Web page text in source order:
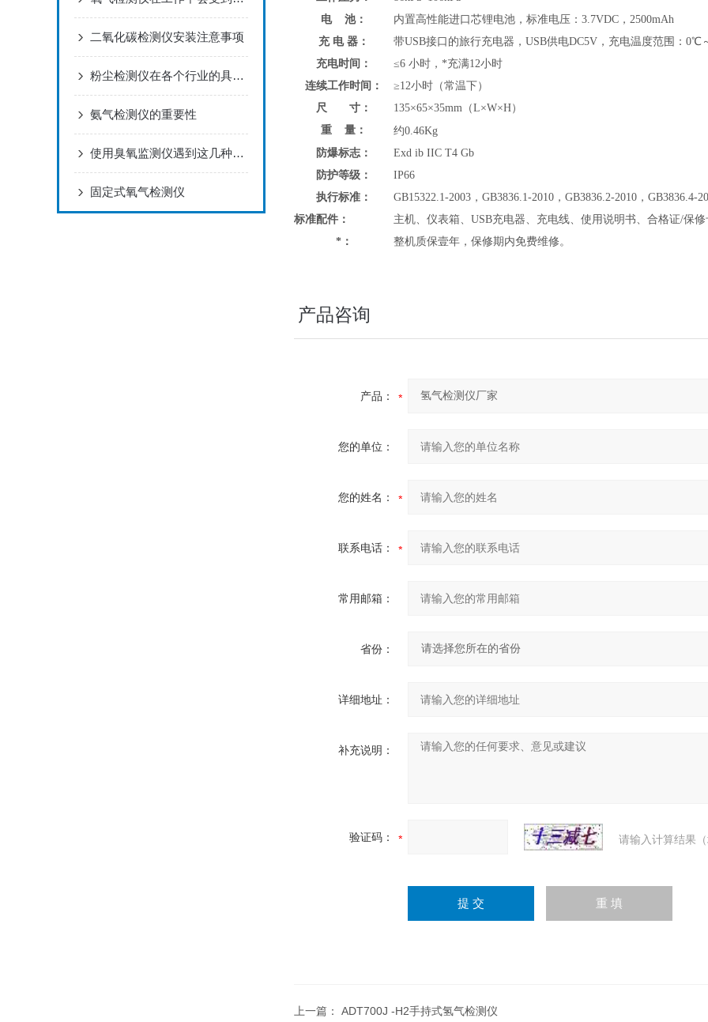
二氧化碳检测仪安装注意事项
粉尘检测仪在各个行业的具体应用
氨气检测仪的重要性
使用臭氧监测仪遇到这几种情况不要慌！
固定式氧气检测仪
电 池：
内置高性能进口芯锂电池，标准电压：3.7VDC，2500mAh
充 电 器：
带USB接口的旅行充电器，USB供电DC5V，充电温度范围： 0℃
充电时间：
≤6 小时，*充满12小时
连续工作时间：
≥12小时（常温下）
尺 寸：
135×65×35mm（L×W×H）
重 量：
约0.46Kg
防爆标志：
Exd ib IIC T4 Gb
防护等级：
IP66
执行标准：
GB15322.1-2003，GB3836.1-2010，GB3836.2-2010，GB3836.4-
标准配件：
主机、仪表箱、USB充电器、充电线、使用说明书、合格证/保修
*：
整机质保壹年，保修期内免费维修。
产品咨询
产品：
您的单位：
您的姓名：
联系电话：
常用邮箱：
省份：
详细地址：
补充说明：
验证码： 请输入计算结果
上一篇： ADT700J -H2手持式氢气检测仪